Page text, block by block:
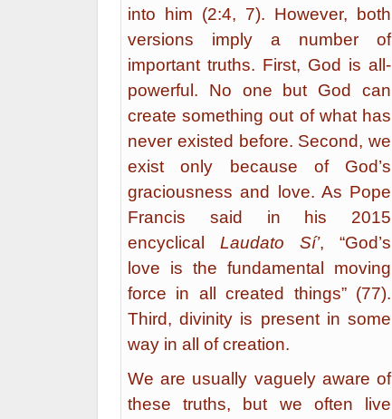
into him (2:4, 7). However, both
versions imply a number of
important truths. First, God is all-
powerful. No one but God can
create something out of what has
never existed before. Second, we
exist only because of God’s
graciousness and love. As Pope
Francis said in his 2015
encyclical Laudato Sí’, “God’s
love is the fundamental moving
force in all created things” (77).
Third, divinity is present in some
way in all of creation.
We are usually vaguely aware of
these truths, but we often live